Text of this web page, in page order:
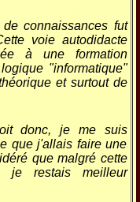
connaissances fut
voie autodidacte
à une formation
"informatique"
et surtout de
donc, je me suis
que j'allais faire une
que malgré cette
je restais meilleur